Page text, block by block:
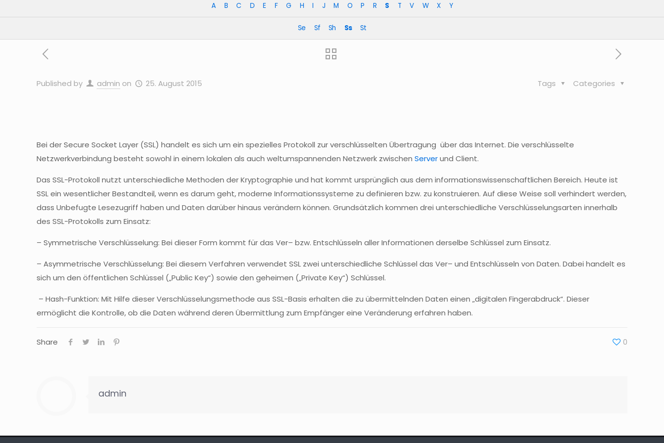
A B C D E F G H I J M O P R S T V W X Y
Se Sf Sh Ss St
Published by admin on 25. August 2015 Categories
Tags
Bei der Secure SocketLayer (SSL) handelt es sich um ein spezielles Protokoll zur verschlüsselten Übertragung über das Internet. Die verschlüsselte
Netzwerkverbindung besteht sowohl in einem lokalen als auch weltumspannenden Netzwerk zwischenServerund Client.
DasSSL-Protokoll nutzt unterschiedliche Methoden der Kryptographie und hat kommt ursprünglich aus dem informationswissenschaftlichen Bereich. Heute ist
SSL ein wesentlicher Bestandteil, wenn es darum geht, moderne Informationssysteme zu definierenbzw. zu konstruieren. Auf diese Weise soll verhindert werden,
dass Unbefugte Lesezugriff haben und Daten darüber hinaus verändern können. Grundsätzlich kommen drei unterschiedlicheVerschlüsselungsarten innerhalb
desSSL-Protokolls zum Einsatz:
– Symmetrische Verschlüsselung: Bei dieser Form kommt für dasVer–bzw. Entschlüsseln aller Informationen derselbe Schlüssel zum Einsatz.
– Asymmetrische Verschlüsselung: Bei diesem Verfahren verwendet SSL zwei unterschiedliche Schlüssel dasVer– und Entschlüsseln von Daten. Dabei handelt es
sich um den öffentlichen Schlüssel („Public Key“) sowie den geheimen („Private Key“) Schlüssel.
– Hash-Funktion: Mit Hilfe dieserVerschlüsselungsmethode ausSSL-Basis erhalten die zu übermittelnden Daten einen „digitalen Fingerabdruck“. Dieser
ermöglicht die Kontrolle, ob die Daten während deren Übermittlung zum Empfänger eine Veränderung erfahren haben.
Share 0
admin